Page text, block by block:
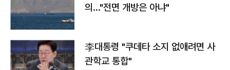
의…"전면 개방은 아냐"
李대통령 "쿠데타 소지 없애려면 사
관학교 통합"